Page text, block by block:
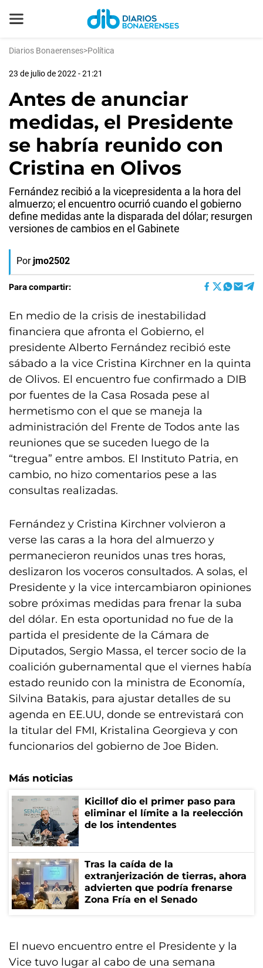
Diarios Bonaerenses>Política
23 de julio de 2022 - 21:21
Antes de anunciar
medidas, el Presidente
se habría reunido con
Cristina en Olivos
Fernández recibió a la vicepresidenta a la hora del
almuerzo; el encuentro ocurrió cuando el gobierno
define medidas ante la disparada del dólar; resurgen
versiones de cambios en el Gabinete
Por jmo2502
Para compartir:
En medio de la crisis de inestabilidad
financiera que afronta el Gobierno, el
presidente Alberto Fernández recibió este
sábado a la vice Cristina Kirchner en la quinta
de Olivos. El encuentro fue confirmado a DIB
por fuentes de la Casa Rosada pese al
hermetismo con el que se maneja la
administración del Frente de Todos ante las
reuniones que se suceden luego de la
“tregua” entre ambos. El Instituto Patria, en
cambio, no hizo comentarios pese a las
consultas realizadas.
Fernández y Cristina Kirchner volvieron a
verse las caras a la hora del almuerzo y
permanecieron reunidos unas tres horas,
deslizaron los voceros consultados. A solas, el
Presidente y la vice intercambiaron opiniones
sobre próximas medidas para frenar la suba
del dólar. En esta oportunidad no fue de la
partida el presidente de la Cámara de
Diputados, Sergio Massa, el tercer socio de la
coalición gubernamental que el viernes había
estado reunido con la ministra de Economía,
Silvina Batakis, para ajustar detalles de su
agenda en EE.UU, donde se entrevistará con
la titular del FMI, Kristalina Georgieva y con
funcionarios del gobierno de Joe Biden.
Más noticias
Kicillof dio el primer paso para
eliminar el límite a la reelección
de los intendentes
Tras la caída de la
extranjerización de tierras, ahora
advierten que podría frenarse
Zona Fría en el Senado
El nuevo encuentro entre el Presidente y la
Vice tuvo lugar al cabo de una semana